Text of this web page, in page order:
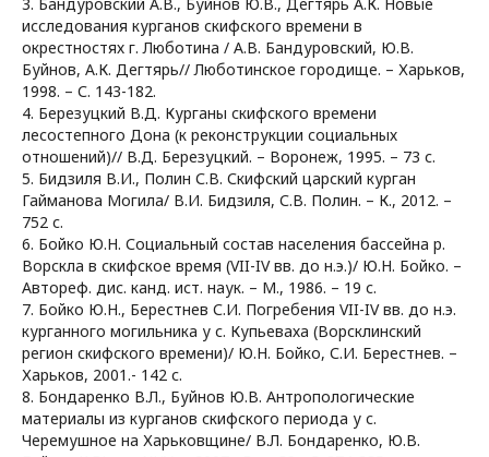
исследования курганов скифского времени в
окрестностях г. Люботина / А.В. Бандуровский, Ю.В.
Буйнов, А.К. Дегтярь// Люботинское городище. – Харьков,
1998. – С. 143-182.
4. Березуцкий В.Д. Курганы скифского времени
лесостепного Дона (к реконструкции социальных
отношений)// В.Д. Березуцкий. – Воронеж, 1995. – 73 с.
5. Бидзиля В.И., Полин С.В. Скифский царский курган
Гайманова Могила/ В.И. Бидзиля, С.В. Полин. – К., 2012. –
752 с.
6. Бойко Ю.Н. Социальный состав населения бассейна р.
Ворскла в скифское время (VII-IV вв. до н.э.)/ Ю.Н. Бойко. –
Автореф. дис. канд. ист. наук. – М., 1986. – 19 с.
7. Бойко Ю.Н., Берестнев С.И. Погребения VII-IV вв. до н.э.
курганного могильника у с. Купьеваха (Ворсклинский
регион скифского времени)/ Ю.Н. Бойко, С.И. Берестнев. –
Харьков, 2001.- 142 с.
8. Бондаренко В.Л., Буйнов Ю.В. Антропологические
материалы из курганов скифского периода у с.
Черемушное на Харьковщине/ В.Л. Бондаренко, Ю.В.